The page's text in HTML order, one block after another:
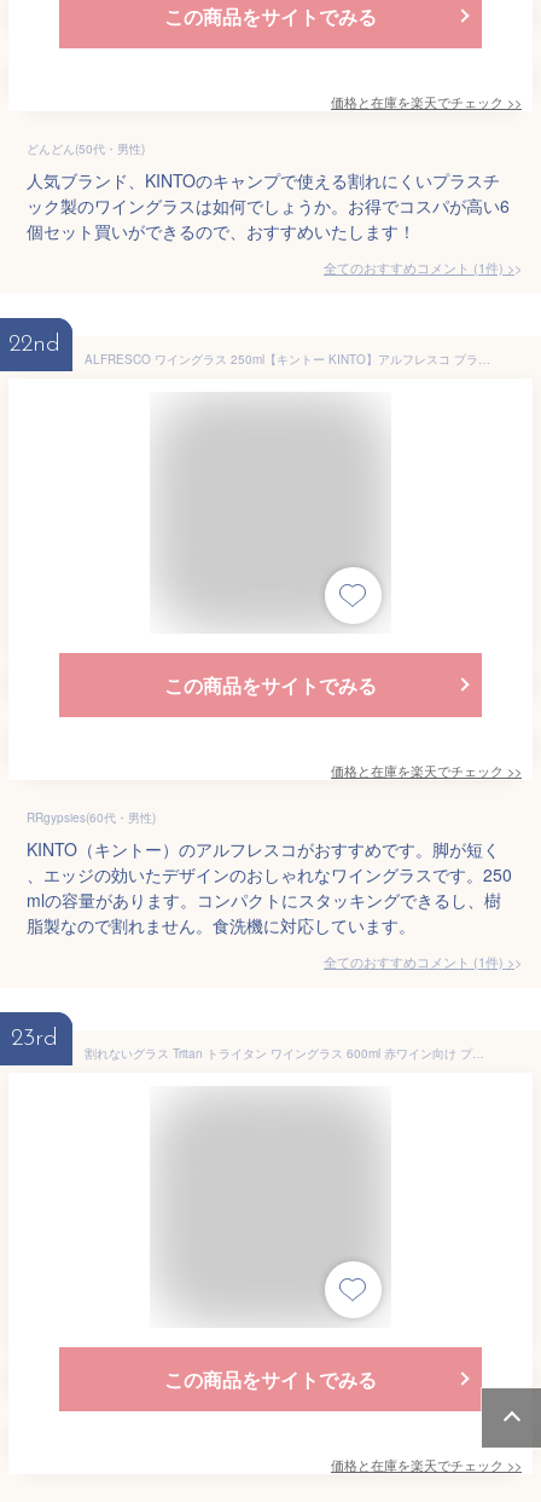
この商品をサイトでみる
価格と在庫を楽天でチェック >>
どんどん(50代・男性)
人気ブランド、KINTOのキャンプで使える割れにくいプラスチ
ック製のワイングラスは如何でしょうか。お得でコスパが高い6
個セット買いができるので、おすすめいたします！
全てのおすすめコメント (1件) >
22nd
ALFRESCO ワイングラス 250ml【キントー KINTO】アルフレスコ プラスチック 屋外 キャンプ コップ 割れにくい 足が短い かわいい 食洗機対応 ブランデー シャンパン カクテル スタッキング 食器 アウトドア ピクニック 軽量 持ち運び おしゃれ 割れない(LOT)(z)
この商品をサイトでみる
価格と在庫を楽天でチェック >>
RRgypsies(60代・男性)
KINTO（キントー）のアルフレスコがおすすめです。脚が短く
、エッジの効いたデザインのおしゃれなワイングラスです。250
mlの容量があります。コンパクトにスタッキングできるし、樹
脂製なので割れません。食洗機に対応しています。
全てのおすすめコメント (1件) >
23rd
割れないグラス Tritan トライタン ワイングラス 600ml 赤ワイン向け プラスチックグラス パーティー食器 アウトドア キッチン雑貨 キッチングッズ プラスチック食器 樹脂食器 耐熱 軽量 インテリア クリアー 透明 単品 品番DITR0702
この商品をサイトでみる
価格と在庫を楽天でチェック >>